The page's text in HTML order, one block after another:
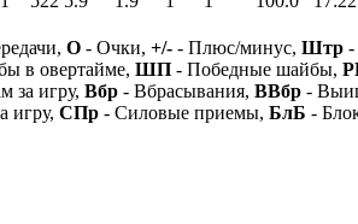
О - Очки, +/- - Плюс/минус, Штр -
в овертайме, ШП - Победные шайбы,
за игру, Вбр - Вбрасывания, ВВбр -
игру, СПр - Силовые приемы, БлБ -